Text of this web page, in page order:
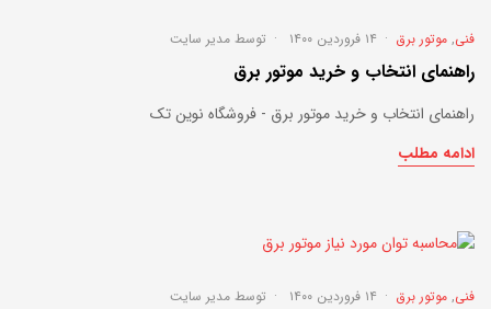
فنی, موتور برق ۱۴ فروردین ۱۴۰۰ توسط مدیر سایت
راهنمای انتخاب و خرید موتور برق
راهنمای انتخاب و خرید موتور برق - فروشگاه نوین تک
ادامه مطلب
فنی, موتور برق ۱۴ فروردین ۱۴۰۰ توسط مدیر سایت